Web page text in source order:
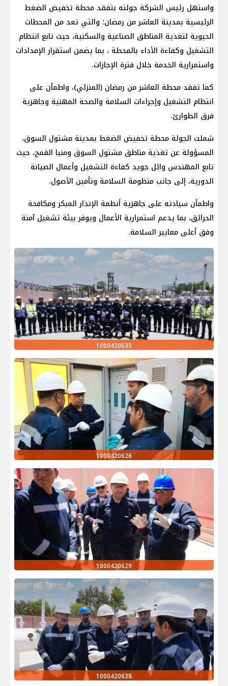
واستهل رئيس الشركة جولته بتفقد محطة تخفيض الضغط
الرئيسية بمدينة العاشر من رمضان؛ والتي تعد من المحطات
الحيوية لتغذية المناطق الصناعية والسكنية، حيث تابع انتظام
التشغيل وكفاءة الأداء بالمحطة ، بما يضمن استقرار الإمدادات
واستمرارية الخدمة خلال فترة الإجازات.
كما تفقد محطة العاشر من رمضان (المنزلي)، واطمأن على
انتظام التشغيل وإجراءات السلامة والصحة المهنية وجاهزية
فرق الطوارئ.
شملت الجولة محطة تخفيض الضغط بمدينة مشتول السوق،
المسؤولة عن تغذية مناطق مشتول السوق ومنيا القمح، حيث
تابع المهندس وائل جويد كفاءة التشغيل وأعمال الصيانة
الدورية، إلى جانب منظومة السلامة وتأمين الأصول.
واطمأن سيادته على جاهزية أنظمة الإنذار المبكر ومكافحة
الحرائق، بما يدعم استمرارية الأعمال ويوفر بيئة تشغيل آمنة
وفق أعلى معايير السلامة.
1000420635
1000420626
1000420629
1000420638